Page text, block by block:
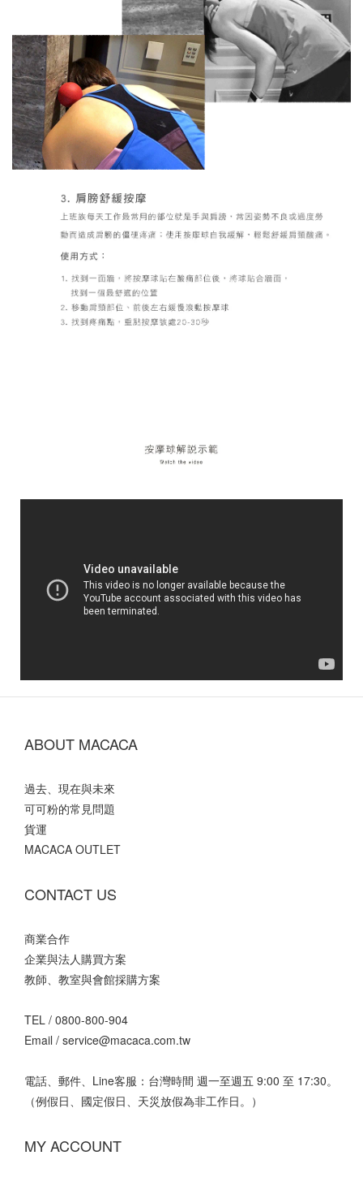
ABOUT MACACA
過去、現在與未來
可可粉的常見問題
貨運
MACACA OUTLET
CONTACT US
商業合作
企業與法人購買方案
教師、教室與會館採購方案
TEL / 0800-800-904
Email / service@macaca.com.tw
電話、郵件、Line客服：台灣時間 週一至週五 9:00 至 17:30。
（例假日、國定假日、天災放假為非工作日。）
MY ACCOUNT